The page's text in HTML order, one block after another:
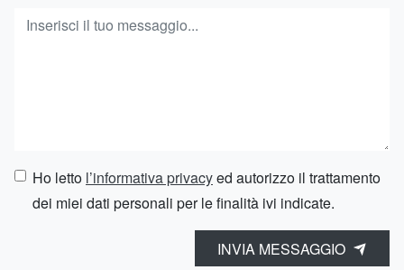
Ho letto l’informativa privacyed autorizzo il trattamento
dei miei dati personali per le finalità ivi indicate.
INVIA MESSAGGIO